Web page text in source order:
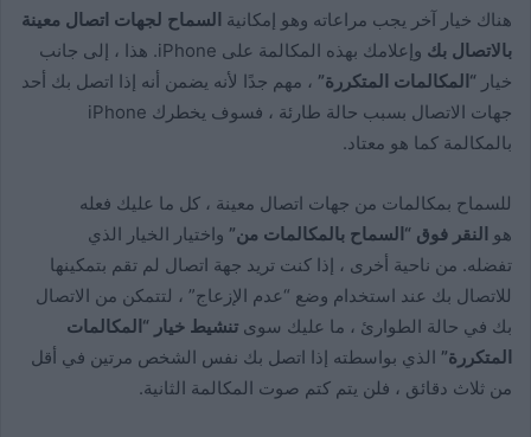
هناك خيار آخر يجب مراعاته وهو إمكانية السماح لجهات اتصال معينة
بالاتصال بك
وإعلامك بهذه المكالمة على iPhone. هذا ، إلى جانب
خيار “المكالمات المتكررة” ، مهم جدًا لأنه يضمن أنه إذا اتصل بك أحد
جهات الاتصال بسبب حالة طارئة ، فسوف يخطرك iPhone
بالمكالمة كما هو معتاد.
للسماح بمكالمات من جهات اتصال معينة ، كل ما عليك فعله
هو النقر فوق “السماح بالمكالمات من” واختيار الخيار الذي
تفضله. من ناحية أخرى ، إذا كنت تريد جهة اتصال لم تقم بتمكينها
للاتصال بك عند استخدام وضع “عدم الإزعاج” ، لتتمكن من الاتصال
بك في حالة الطوارئ ، ما عليك سوى تنشيط خيار “المكالمات
المتكررة” الذي بواسطته إذا اتصل بك نفس الشخص مرتين في أقل
من ثلاث دقائق ، فلن يتم كتم صوت المكالمة الثانية.